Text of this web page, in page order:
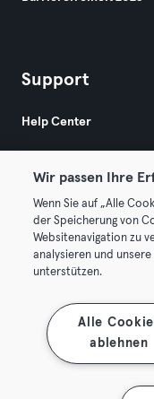
Support
Help Center
© 2026 Urban
AGB Datenschutz
Vertrag hier
Wir passen Ihre
Wenn Sie auf „Alle
der Speicherung von
Websitenavigation zu
analysieren und
unterstützen.
Alle
ablehnen